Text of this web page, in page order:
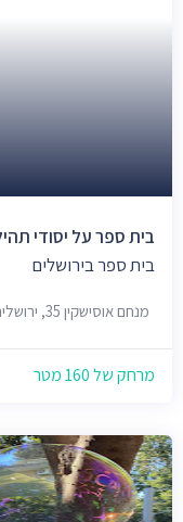
בית ספר על יסודי
בית ספר בירושלים
מנחם אוסישקין 35, ירושלים
מרחק של 160 מטר